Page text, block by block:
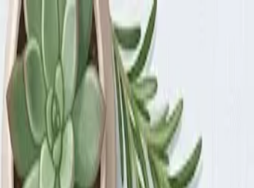
Психология
Фитнес
для здоровья: план на основе науки
вреда для здоровья:
месяц, а потом вес возвращается.